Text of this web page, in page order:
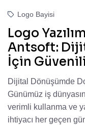
Logo Bayisi
Logo
Antsoft:
İçin
Dijital Dönüşümde
Günümüz iş
verimli kullanma ve
ihtiyacı her geçen